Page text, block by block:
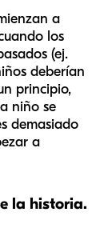
a
los
(ej.
deberían
principio,
niño se
demasiado
a
la historia.